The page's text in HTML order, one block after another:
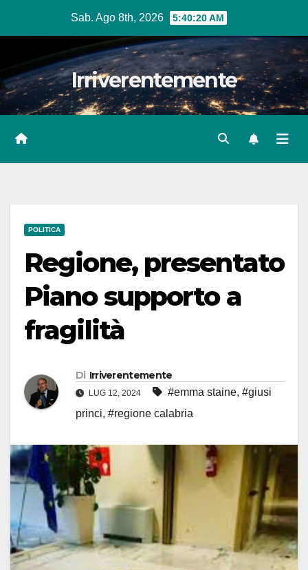
Sab. Ago 8th, 2026 5:40:21 AM
Irriverentemente
POLITICA
Regione, presentato
Piano supporto a
fragilità
Di Irriverentemente
LUG 12, 2024 #emma staine, #giusi
princi, #regione calabria